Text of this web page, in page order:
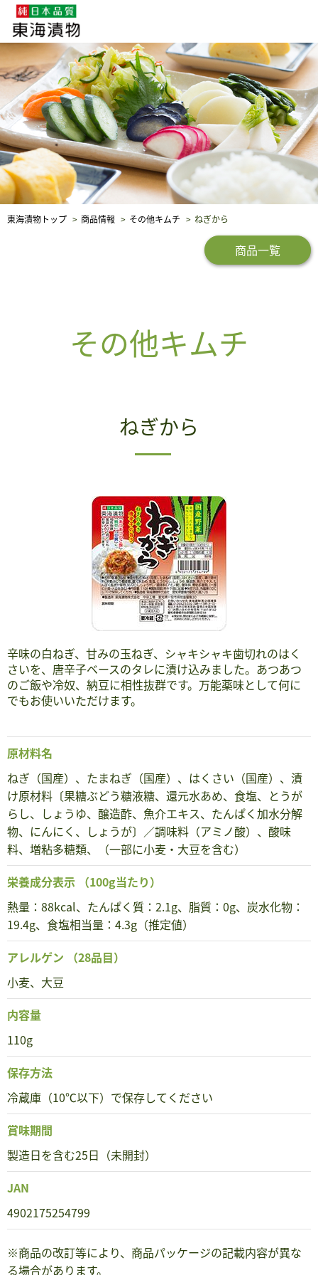
企業・採用情報 社会貢献 品質保証
東海漬物トップ 商品情報 その他キムチ ねぎから
商品一覧
その他キムチ
ねぎから
辛味の白ねぎ、甘みの玉ねぎ、シャキシャキ歯切れのはく
さいを、唐辛子ベースのタレに漬け込みました。あつあつ
のご飯や冷奴、納豆に相性抜群です。万能薬味として何に
でもお使いいただけます。
原材料名
ねぎ（国産）、たまねぎ（国産）、はくさい（国産）、漬
け原材料〔果糖ぶどう糖液糖、還元水あめ、食塩、とうが
らし、しょうゆ、醸造酢、魚介エキス、たんぱく加水分解
物、にんにく、しょうが〕／調味料（アミノ酸）、酸味
料、増粘多糖類、（一部に小麦・大豆を含む）
栄養成分表示 （100g当たり）
熱量：88kcal、たんぱく質：2.1g、脂質：0g、炭水化物：
19.4g、食塩相当量：4.3g（推定値）
アレルゲン （28品目）
小麦、大豆
内容量
110g
保存方法
冷蔵庫（10℃以下）で保存してください
賞味期間
製造日を含む25日（未開封）
JAN
4902175254799
※商品の改訂等により、商品パッケージの記載内容が異な
る場合があります。